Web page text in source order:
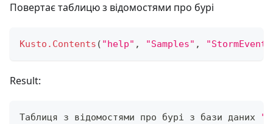
Повертає таблицю з відомостями про бурі
Kusto.Contents ( "help" , "Samples" ,
Result:
Таблиця з відомостями про бурі з бази даних